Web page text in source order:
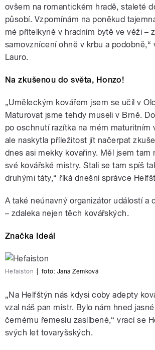
ovšem na romantickém hradě, staleté
působí. Vzpomínám na poněkud
mé přítelkyně v hradním bytě ve věži –
samovznícení ohně v krbu a podobně,“
Lauro.
Na zkušenou do světa, Honzo!
„Uměleckým kovářem jsem se učil v
Maturovat jsme tehdy museli v Brně.
po oschnutí razítka na mém maturitním
ale naskytla příležitost jít načerpat
dnes asi mekky kovařiny. Měl jsem tam
své kovářské mistry. Stali se tam spíš
druhými táty,“ říká dnešní správce
A také neúnavný organizátor událostí a
– zdaleka nejen těch kovářských.
Značka Ideál
Hefaiston foto: Jana Zemková
„Na Helfštýn nás kdysi coby adepty
vzal náš pan mistr. Bylo nám hned
černému řemeslu zaslíbené,“ vrací se
svých let tovaryšských.